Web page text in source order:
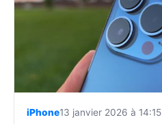
iPhone13 janvier 2026 à 14:15